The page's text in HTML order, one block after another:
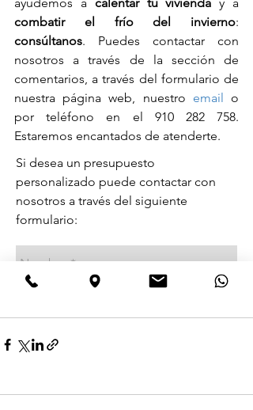
combatir el frío del invierno
consúltanos. Puedes contactar con
nosotros a través de la sección de
comentarios, a través del formulario de
nuestra página web, nuestro email o
por teléfono en el 910 282 758.
Estaremos encantados de atenderte.